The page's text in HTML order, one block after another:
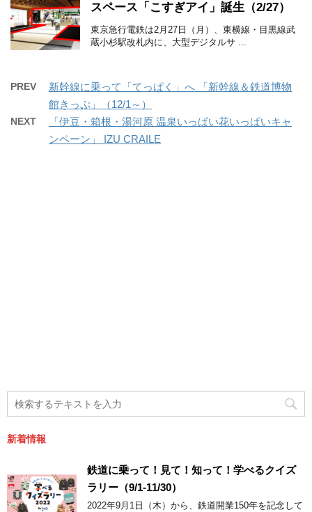
スペース「こすぎアイ」誕生（2/27）
東京急行電鉄は2月27日（月）、東横線・目黒線武
蔵小杉駅改札内に、大型デジタルサ ...
PREV
新幹線に乗って「てっぱく」へ 「新幹線＆鉄道博物
館きっぷ」（12/1～）
NEXT
「伊豆・箱根・湯河原 温泉いっぱい花いっぱいキャ
ンペーン」 IZU CRAILE
新着情報
鉄道に乗って！見て！知って！学べるクイズ
ラリー（9/1-11/30）
2022年9月1日（木）から、鉄道開業150年を記念して